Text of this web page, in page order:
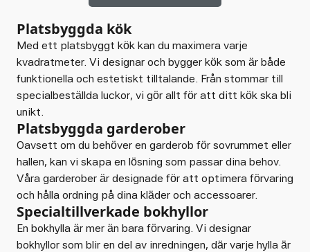
Platsbyggda kök
Med ett platsbyggt kök kan du maximera varje
kvadratmeter. Vi designar och bygger kök som är både
funktionella och estetiskt tilltalande. Från stommar till
specialbeställda luckor, vi gör allt för att ditt kök ska bli
unikt.
Platsbyggda garderober
Oavsett om du behöver en garderob för sovrummet eller
hallen, kan vi skapa en lösning som passar dina behov.
Våra garderober är designade för att optimera förvaring
och hålla ordning på dina kläder och accessoarer.
Specialtillverkade bokhyllor
En bokhylla är mer än bara förvaring. Vi designar
bokhyllor som blir en del av inredningen, där varje hylla är